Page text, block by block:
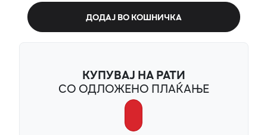
ДОДАЈ ВО КОШНИЧКА
КУПУВАЈ НА РАТИ
СО ОДЛОЖЕНО ПЛАЌАЊЕ